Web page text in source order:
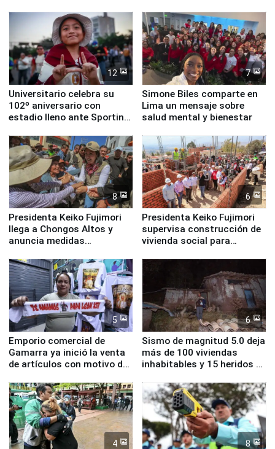
12
Universitario celebra su
102º aniversario con
estadio lleno ante Sporting
7
Simone Biles comparte en
Lima un mensaje sobre
salud mental y bienestar
8
Presidenta Keiko Fujimori
llega a Chongos Altos y
anuncia medidas
educación, salud y empleo
6
Presidenta Keiko Fujimori
supervisa construcción de
vivienda social para
5
Emporio comercial de
Gamarra ya inició la venta
de artículos con motivo de
6
Sismo de magnitud 5.0 deja
más de 100 viviendas
inhabitables y 15 heridos en
4 8